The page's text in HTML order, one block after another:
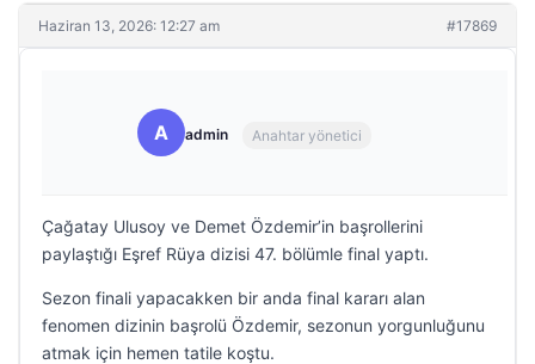
Haziran 13, 2026: 12:27 am #17869
A admin Anahtar yönetici
Çağatay Ulusoy ve Demet Özdemir’in başrollerini
paylaştığı Eşref Rüya dizisi 47. bölümle final yaptı.
Sezon finali yapacakken bir anda final kararı alan
fenomen dizinin başrolü Özdemir, sezonun yorgunluğunu
atmak için hemen tatile koştu.